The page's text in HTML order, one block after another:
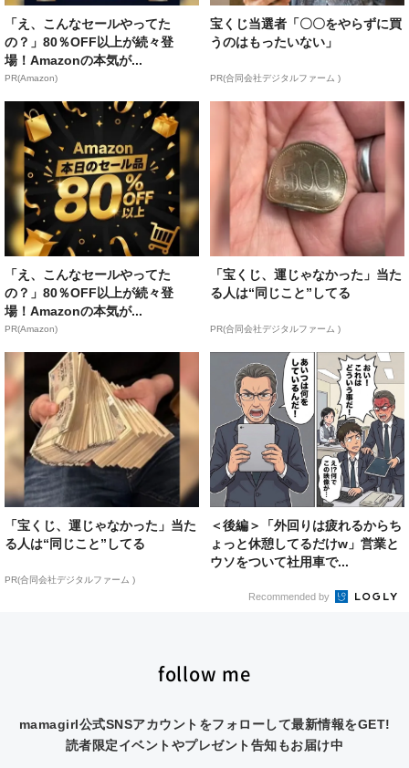
「え、こんなセールやってた
の？」80％OFF以上が続々登
場！Amazonの本気が...
PR(Amazon)
宝くじ当選者「〇〇をやらずに買
うのはもったいない」
PR(合同会社デジタルファーム )
「え、こんなセールやってた
の？」80％OFF以上が続々登
場！Amazonの本気が...
PR(Amazon)
「宝くじ、運じゃなかった」当た
る人は“同じこと”してる
PR(合同会社デジタルファーム )
「宝くじ、運じゃなかった」当た
る人は“同じこと”してる
PR(合同会社デジタルファーム )
＜後編＞「外回りは疲れるからち
ょっと休憩してるだけw」営業と
ウソをついて社用車で...
Recommended by
follow me
mamagirl公式SNSアカウントをフォローして最新情報をGET!
読者限定イベントやプレゼント告知もお届け中